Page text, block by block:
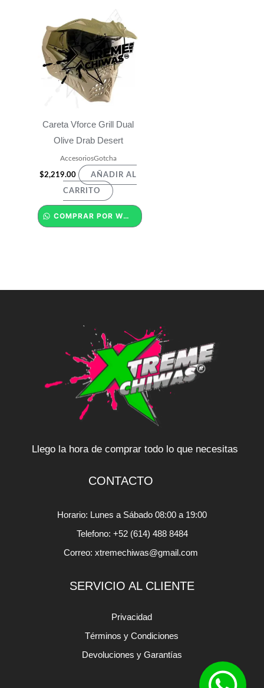
Careta Vforce Grill Dual
Olive Drab Desert
AccesoriosGotcha
$2,219.00 AÑADIR AL
CARRITO
COMPRAR POR WHATSAPP
Llego la hora de comprar todo lo que necesitas
CONTACTO
Horario: Lunes a Sábado 08:00 a 19:00
Telefono: +52 (614) 488 8484
Correo: xtremechiwas@gmail.com
SERVICIO AL CLIENTE
Privacidad
Términos y Condiciones
Devoluciones y Garantías